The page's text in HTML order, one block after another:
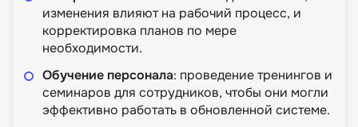
изменения влияют на рабочий процесс, и
корректировка планов по мере
необходимости.
Обучение персонала: проведение тренингов и
семинаров для сотрудников, чтобы они могли
эффективно работать в обновленной системе.